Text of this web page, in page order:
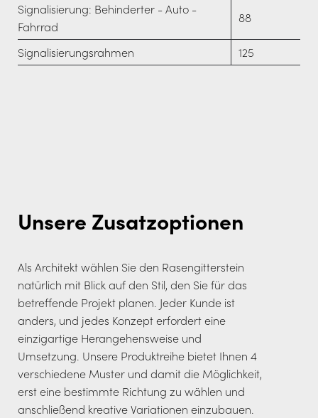
Signalisierung: Behinderter - Auto -
Fahrrad
88
Signalisierungsrahmen 125
Unsere Zusatzoptionen
Als Architekt wählen Sie den Rasengitterstein
natürlich mit Blick auf den Stil, den Sie für das
betreffende Projekt planen. Jeder Kunde ist
anders, und jedes Konzept erfordert eine
einzigartige Herangehensweise und
Umsetzung. Unsere Produktreihe bietet Ihnen 4
verschiedene Muster und damit die Möglichkeit,
erst eine bestimmte Richtung zu wählen und
anschließend kreative Variationen einzubauen.